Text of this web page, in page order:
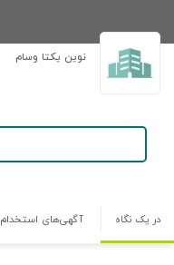
نوین یکتا وسام
در یک نگاه آگهی‌های استخدام